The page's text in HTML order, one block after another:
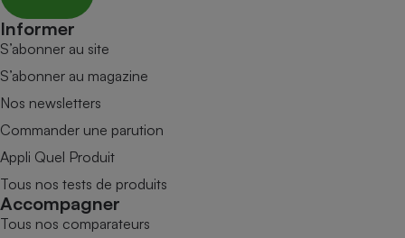
Informer
S’abonner au site
S’abonner au magazine
Nos newsletters
Commander une parution
Appli Quel Produit
Tous nos tests de produits
Accompagner
Tous nos comparateurs